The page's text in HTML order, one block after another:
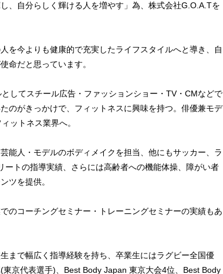
、自分らしく輝ける人を増やす」為、株式会社G.O.A.Tを
を今よりも健康的で充実したライフスタイルへと導き、自
命だと思っています。
してスチール広告・ファッションショー・TV・CMなどで
のがきっかけで、フィットネスに興味を持つ。俳優兼モデ
ットネス業界へ。
能人・モデルのボディメイクを担当、他にもサッカー、ラ
ートの指導実績、さらには高齢者への機能体操、障がい者
ツを提供。
のコーチングセミナー・トレーニングセミナーの実績もあ
まで幅広く指導経験を持ち、卒業生にはラグビー全国優
東京代表選手)、Best Body Japan 東京大会4位、Best Body